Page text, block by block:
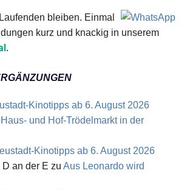
bleiben. Einmal
kurz und knackig in unserem
.
Kinotipps ab 6. August 2026
und Hof-Trödelmarkt in der
Kinotipps ab 6. August 2026
D an der E zu Aus Leonardo wird